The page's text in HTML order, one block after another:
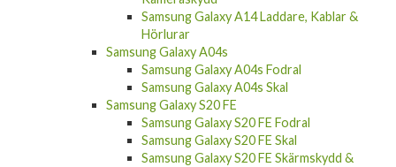
Samsung Galaxy A14 Laddare, Kablar &
Hörlurar
Samsung Galaxy A04s
Samsung Galaxy A04s Fodral
Samsung Galaxy A04s Skal
Samsung Galaxy S20 FE
Samsung Galaxy S20 FE Fodral
Samsung Galaxy S20 FE Skal
Samsung Galaxy S20 FE Skärmskydd &